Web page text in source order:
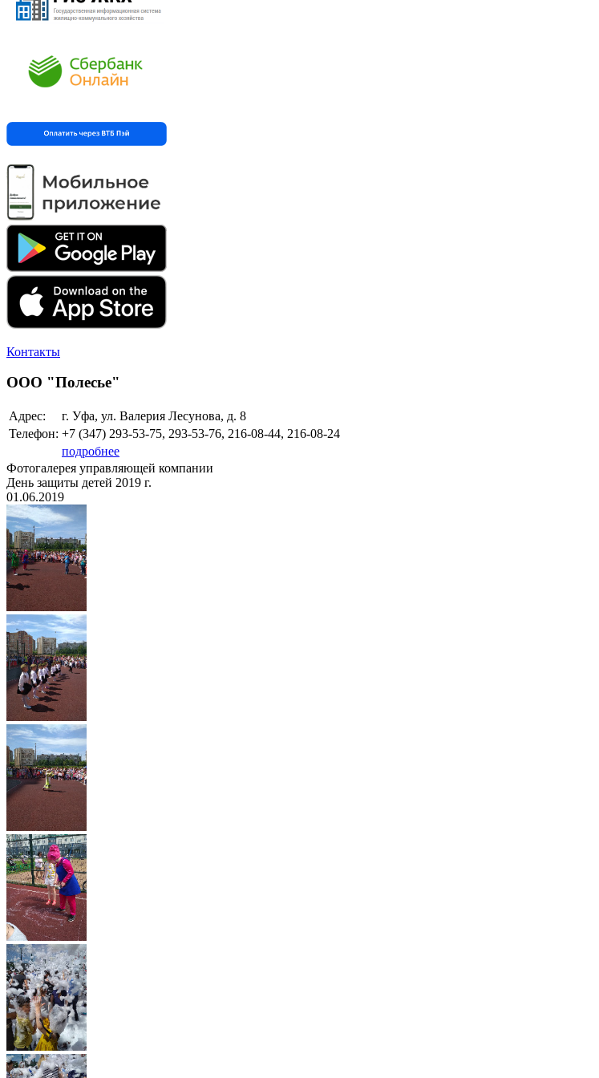
Контакты
ООО "Полесье"
Адрес:
г. Уфа, ул. Валерия Лесунова, д. 8
Телефон: +7 (347) 293-53-75, 293-53-76, 216-08-44, 216-08-24
подробнее
Фотогалерея управляющей компании
День защиты детей 2019 г.
01.06.2019